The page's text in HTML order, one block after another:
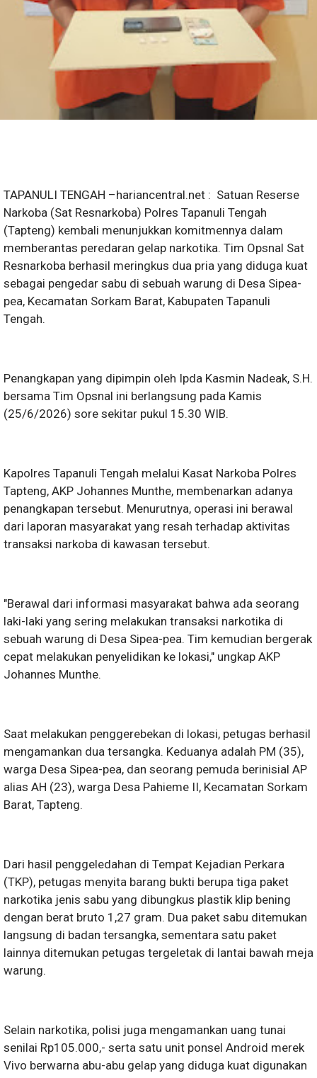
TAPANULI TENGAH –hariancentral.net : Satuan Reserse
Narkoba (Sat Resnarkoba) Polres Tapanuli Tengah
(Tapteng) kembali menunjukkan komitmennya dalam
memberantas peredaran gelap narkotika. Tim Opsnal Sat
Resnarkoba berhasil meringkus dua pria yang diduga kuat
sebagai pengedar sabu di sebuah warung di Desa Sipea-
pea, Kecamatan Sorkam Barat, Kabupaten Tapanuli
Tengah.
Penangkapan yang dipimpin oleh Ipda Kasmin Nadeak, S.H.
bersama Tim Opsnal ini berlangsung pada Kamis
(25/6/2026) sore sekitar pukul 15.30 WIB.
Kapolres Tapanuli Tengah melalui Kasat Narkoba Polres
Tapteng, AKP Johannes Munthe, membenarkan adanya
penangkapan tersebut. Menurutnya, operasi ini berawal
dari laporan masyarakat yang resah terhadap aktivitas
transaksi narkoba di kawasan tersebut.
"Berawal dari informasi masyarakat bahwa ada seorang
laki-laki yang sering melakukan transaksi narkotika di
sebuah warung di Desa Sipea-pea. Tim kemudian bergerak
cepat melakukan penyelidikan ke lokasi," ungkap AKP
Johannes Munthe.
Saat melakukan penggerebekan di lokasi, petugas berhasil
mengamankan dua tersangka. Keduanya adalah PM (35),
warga Desa Sipea-pea, dan seorang pemuda berinisial AP
alias AH (23), warga Desa Pahieme II, Kecamatan Sorkam
Barat, Tapteng.
Dari hasil penggeledahan di Tempat Kejadian Perkara
(TKP), petugas menyita barang bukti berupa tiga paket
narkotika jenis sabu yang dibungkus plastik klip bening
dengan berat bruto 1,27 gram. Dua paket sabu ditemukan
langsung di badan tersangka, sementara satu paket
lainnya ditemukan petugas tergeletak di lantai bawah meja
warung.
Selain narkotika, polisi juga mengamankan uang tunai
senilai Rp105.000,- serta satu unit ponsel Android merek
Vivo berwarna abu-abu gelap yang diduga kuat digunakan